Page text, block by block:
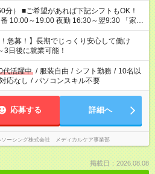
トもOK！
～19:00 夜勤 16:30～翌9:30 「家族
「余裕を持って夕飯の準備がしたい」
くない」 など、ご希望を教えてください
の勤務時間が 合計で週40時間を超える場
急募！】長期でじっくり安心して働け
3日後に就業可能！
代活躍中 / 服装自由 / シフト勤務 / 10名以
応なし / パソコンスキル不要
応募する 詳細へ
ソーシング株式会社 メディカルケア事業部
掲載日：2026.08.08